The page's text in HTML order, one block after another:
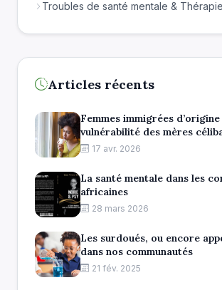
Troubles de santé mentale &
Articles récents
Femmes immigrées
vulnérabilité des mères
17 avr. 2026
La santé mentale dans les
africaines
28 mars 2026
Les surdoués, ou encore
dans nos communautés
21 fév. 2025